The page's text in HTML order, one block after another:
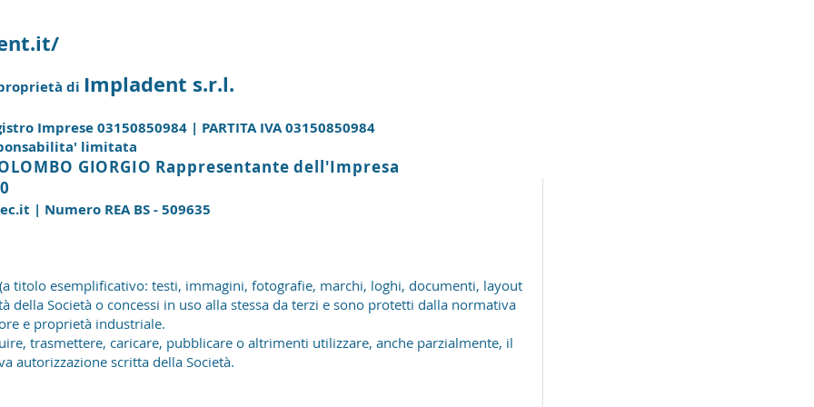
di Impladent s.r.l.
Imprese 03150850984 | PARTITA IVA 03150850984
limitata
GIORGIO Rappresentante dell'Impresa
| Numero REA BS - 509635
titolo esemplificativo: testi, immagini, fotografie, marchi, loghi, documenti, layout
della Società o concessi in uso alla stessa da terzi e sono protetti dalla normativa
e proprietà industriale.
trasmettere, caricare, pubblicare o altrimenti utilizzare, anche parzialmente, il
autorizzazione scritta della Società.